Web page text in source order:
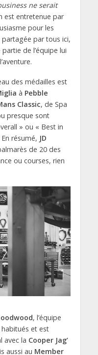
ne serait
est entretenue par
pour les
partagée par tous ici,
de l’équipe lui
des médailles est
à Pebble
Classic, de Spa
presque sont
» ou « Best in
résumé, JD
de 20 des
ou courses, rien
, l’équipe
et est
avec la Cooper Jag’
aussi au Member